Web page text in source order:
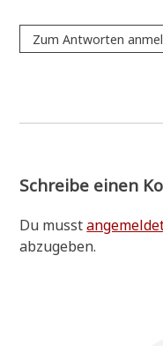
Zum Antworten
Schreibe einen
Du musst
abzugeben.